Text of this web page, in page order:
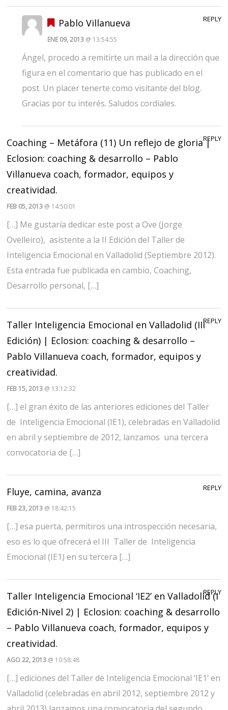
Pablo Villanueva
ENE 09, 2013 @ 13:54:55
Ángel, procedo a remitirte un mail a la dirección que
figura en el comentario que has publicado en el
post. Un placer tenerte como visitante del blog.
Gracias por tu interés. Saludos cordiales.
REPLY
Coaching – Metáfora (11) Un reflejo de gloria |
Eclosion: coaching & desarrollo – Pablo
Villanueva coach, formador, equipos y
creatividad.
FEB 05, 2013 @ 14:50:01
[…] Me gustaría dedicar este post a Ove (Jorge
Ovelleiro), asistente a la II Edición del Taller de
Inteligencia Emocional en Valladolid (Septiembre 2012).
Esta entrada fue publicada en cambio, Coaching,
Desarrollo personal, […]
REPLY
Taller Inteligencia Emocional en Valladolid (III
Edición) | Eclosion: coaching & desarrollo –
Pablo Villanueva coach, formador, equipos y
creatividad.
FEB 15, 2013 @ 13:12:32
[…] el gran éxito de las anteriores ediciones del Taller
de Inteligencia Emocional (IE1), celebradas en Valladolid
en abril y septiembre de 2012, lanzamos una tercera
convocatoria de […]
REPLY
Fluye, camina, avanza
FEB 23, 2013 @ 18:42:15
[…] esa puerta, permitiros una introspección necesaria,
eso es lo que ofrecerá el III Taller de Inteligencia
Emocional (IE1) en su tercera […]
REPLY
Taller Inteligencia Emocional ‘IE2’ en Valladolid (I
Edición-Nivel 2) | Eclosion: coaching & desarrollo
– Pablo Villanueva coach, formador, equipos y
creatividad.
AGO 22, 2013 @ 10:58:48
[…] ediciones del Taller de Inteligencia Emocional ‘IE1’ en
Valladolid (celebradas en abril 2012, septiembre 2012 y
REPLY